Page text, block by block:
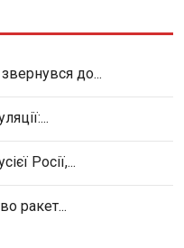
до...
Росії,...
ракет...